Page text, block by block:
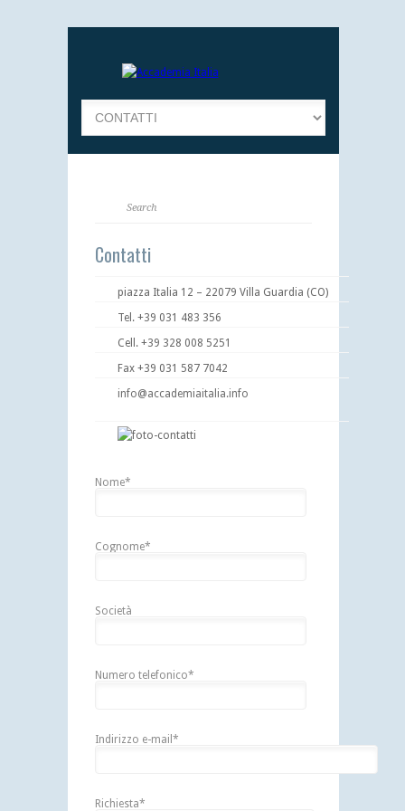
Contatti
piazza Italia 12 – 22079 Villa Guardia (CO)
Tel. +39 031 483 356
Cell. +39 328 008 5251
Fax +39 031 587 7042
info@accademiaitalia.info
Nome*
Cognome*
Società
Numero telefonico*
Indirizzo e-mail*
Richiesta*